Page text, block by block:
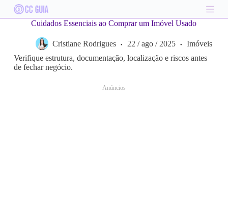
S
k
o
Cuidados Essenciais ao Comprar um Imóvel Usado
Cristiane Rodrigues 22 / ago / 2025
Imóveis
Verifique estrutura, documentação, localização e riscos antes
de fechar negócio.
Anúncios